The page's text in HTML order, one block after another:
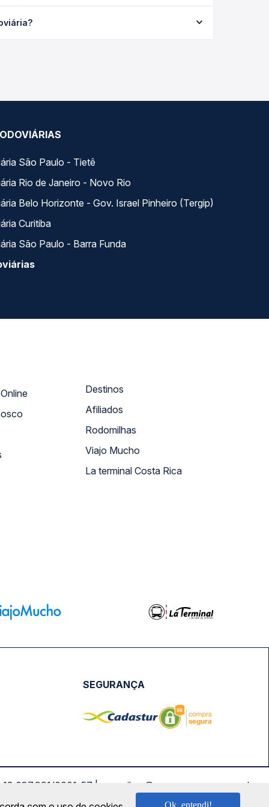
as viações em tempo real e garante a melhor
São Paulo - Tietê
Rio de Janeiro - Novo Rio
Belo Horizonte - Gov. Israel Pinheiro (Tergip)
Curitiba
São Paulo - Barra Funda
Atendimento Online
Destinos
Afiliados
Rodomilhas
Viajo Mucho
La terminal Costa Rica
SEGURANÇA
0001-57 | saconibus@queropassagem.com.br